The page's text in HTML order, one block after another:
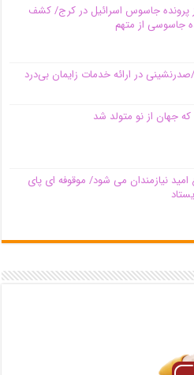
پرونده جاسوس اسرائیل در کرج/‌ کشف
جاسوسی از متهم
جهان از نو متولد شد
نیازمندان می شود/ موقوفه ای پای